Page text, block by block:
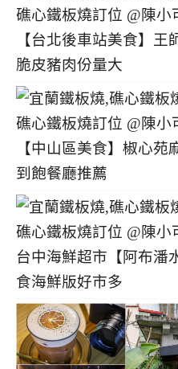
【台北後車站美食】
脆皮豬肉份量大
【中山區美食】椒心
到飽餐廳推薦
台中海鮮超市【阿布潘
食海鮮版好市多